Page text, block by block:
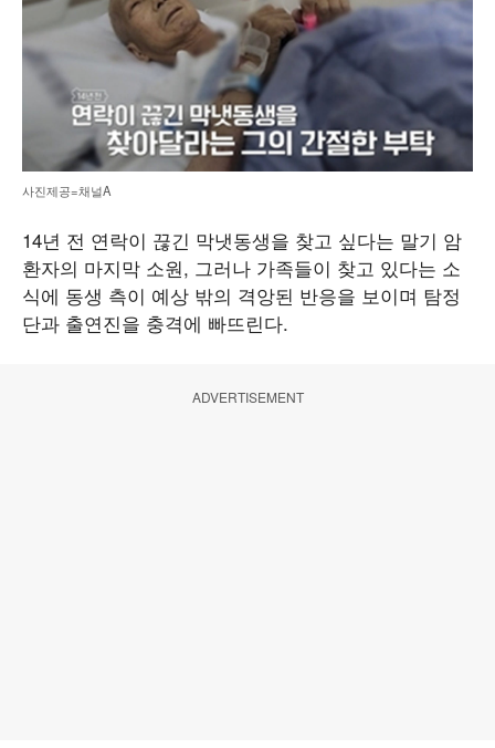
사진제공=채널A
14년 전 연락이 끊긴 막냇동생을 찾고 싶다는 말기 암
환자의 마지막 소원, 그러나 가족들이 찾고 있다는 소
식에 동생 측이 예상 밖의 격앙된 반응을 보이며 탐정
단과 출연진을 충격에 빠뜨린다.
ADVERTISEMENT